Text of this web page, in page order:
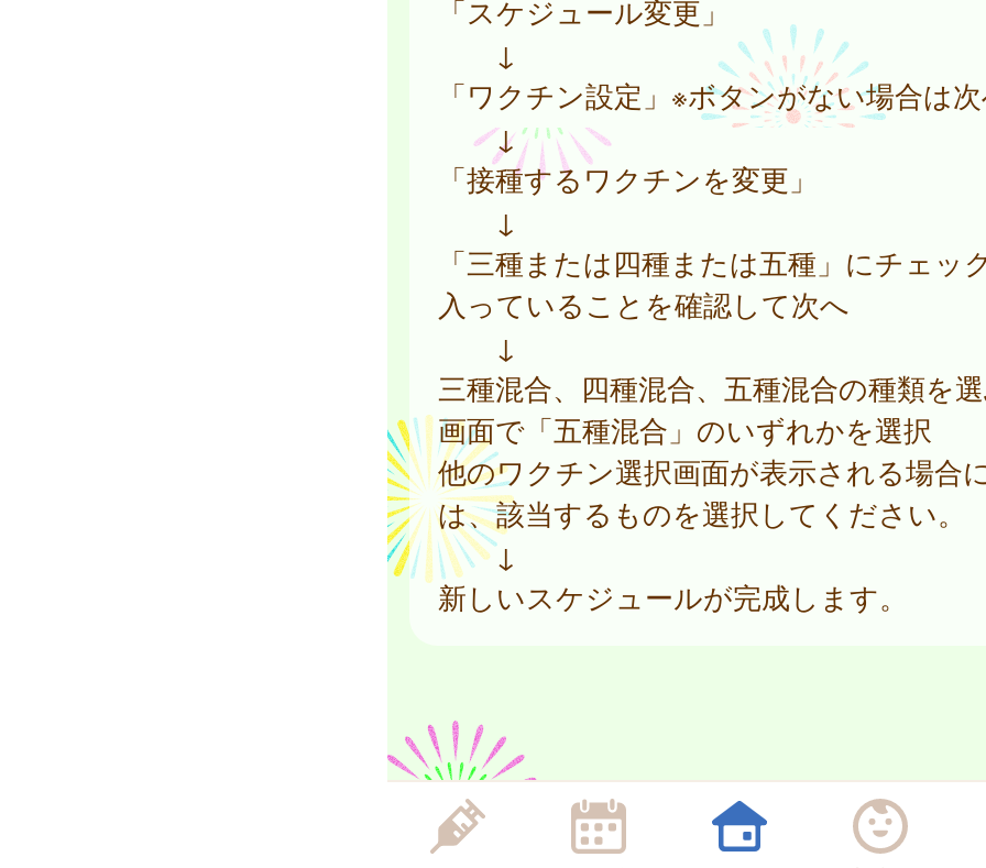
「スケジュール変更」
↓
「ワクチン設定」※ボタンがない場合は
↓
「接種するワクチンを変更」
↓
「三種または四種または五種」にチェッ
入っていることを確認して次へ
↓
三種混合、四種混合、五種混合の種類を
画面で「五種混合」のいずれかを選択
他のワクチン選択画面が表示される場合
は、該当するものを選択してください。
↓
新しいスケジュールが完成します。